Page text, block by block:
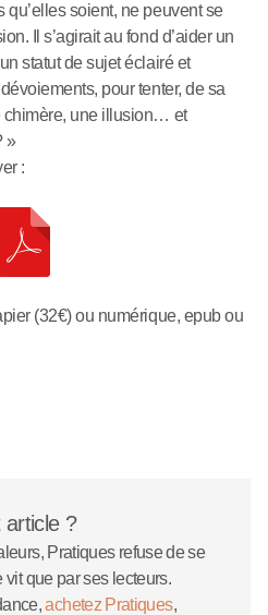
soient, ne peuvent se
Il s’agirait au fond d’aider un
statut de sujet éclairé et
pour tenter, de sa
une illusion… et
»
:
(32€) ou numérique, epub ou
article ?
Pratiques refuse de se
que par ses lecteurs.
achetez Pratiques,